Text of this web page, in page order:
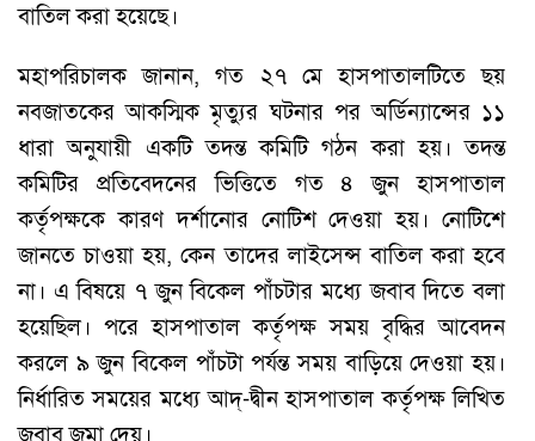
বাতিল করা হয়েছে।
মহাপরিচালক জানান, গত ২৭ মে হাসপাতালটিতে ছয়
নবজাতকের আকস্মিক মৃত্যুর ঘটনার পর অর্ডিন্যান্সের ১১
ধারা অনুযায়ী একটি তদন্ত কমিটি গঠন করা হয়। তদন্ত
কমিটির প্রতিবেদনের ভিত্তিতে গত ৪ জুন হাসপাতাল
কর্তৃপক্ষকে কারণ দর্শানোর নোটিশ দেওয়া হয়। নোটিশে
জানতে চাওয়া হয়, কেন তাদের লাইসেন্স বাতিল করা হবে
না। এ বিষয়ে ৭ জুন বিকেল পাঁচটার মধ্যে জবাব দিতে বলা
হয়েছিল। পরে হাসপাতাল কর্তৃপক্ষ সময় বৃদ্ধির আবেদন
করলে ৯ জুন বিকেল পাঁচটা পর্যন্ত সময় বাড়িয়ে দেওয়া হয়।
নির্ধারিত সময়ের মধ্যে আদ্-দ্বীন হাসপাতাল কর্তৃপক্ষ লিখিত
জবাব জমা দেয়।